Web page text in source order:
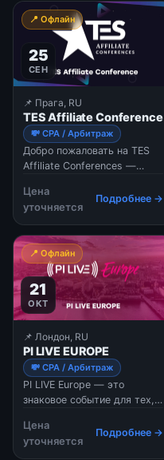
масштабированию
мобильных приложений.
Переезд на новую
площадку (Convene на 46-й
улице) позволил увеличить
количество участников и
расширить программу.
📍 Офлайн
25
СЕН
📌 Прага, RU
TES Affiliate Conference
💸 CPA / Арбитраж
Добро пожаловать на TES
Affiliate Conferences —
сообщество партнерского
маркетинга объединяется
для исключительного
нетворкинга, обучения и
роста! Основанная в 2009
году, конференция TES
дважды в год собирает от
1700 до 2000 участн
Цена
уточняется
Подробнее →
📍 Офлайн
21
ОКТ
📌 Лондон, RU
PI LIVE EUROPE
💸 CPA / Арбитраж
PI LIVE Europe — это
знаковое событие для тех,
измеримых результатов
(Performance Marketing). В
Цена
уточняется
Подробнее →